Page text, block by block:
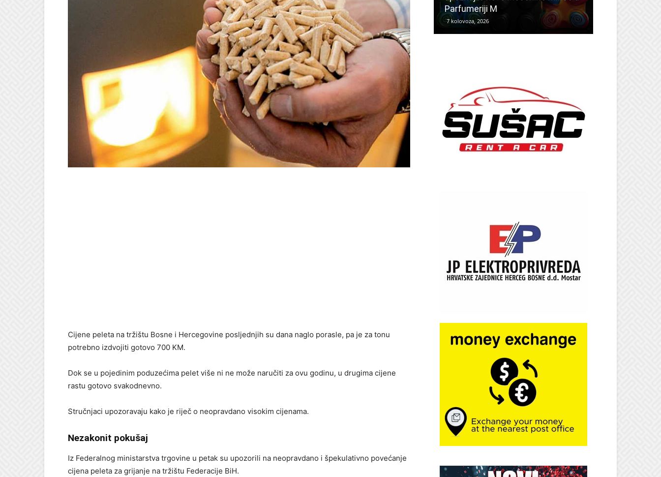
Cijene peleta na tržištu Bosne i Hercegovine posljednjih su dana naglo porasle, pa je za tonu
potrebno izdvojiti gotovo 700 KM.
Dok se u pojedinim poduzećima pelet više ni ne može naručiti za ovu godinu, u drugima cijene
rastu gotovo svakodnevno.
Stručnjaci upozoravaju kako je riječ o neopravdano visokim cijenama.
Nezakonit pokušaj
Iz Federalnog ministarstva trgovine u petak su upozorili na neopravdano i špekulativno povećanje
cijena peleta za grijanje na tržištu Federacije BiH.
Parfumeriji M
7 kolovoza, 2026